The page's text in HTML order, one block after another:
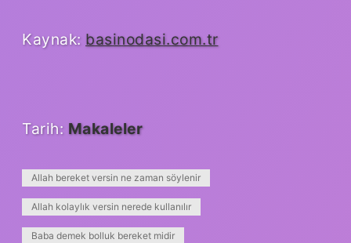
Kaynak: basinodasi.com.tr
Tarih: Makaleler
Allah bereket versin ne zaman söylenir
Allah kolaylık versin nerede kullanılır
Baba demek bolluk bereket midir